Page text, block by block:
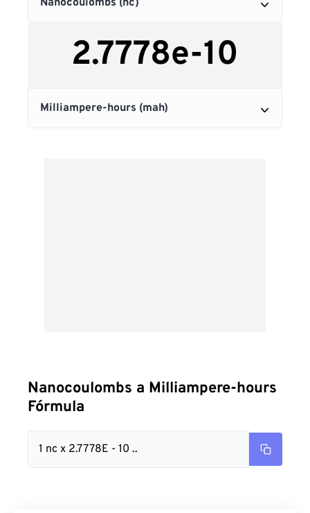
Nanocoulombs a Milliampere-hours
Fórmula
1 nc x 2.7778E - 10 ..